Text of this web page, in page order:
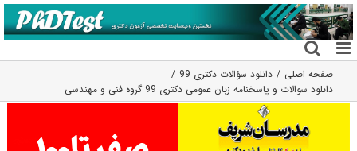
رفتن
به
محتوا
صفحه اصلی
دانلود سؤالات دکتری 99
دانلود سوالات و پاسخنامه زبان عمومی دکتری 99 گروه فنی و مهندسی